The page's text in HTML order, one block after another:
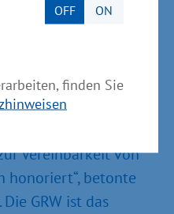
OFF ON
finden Sie
stärker auf das
und eine
und bei der
Vereinbarkeit von
honoriert“, betonte
GRW ist das